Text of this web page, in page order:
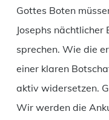
Gottes Boten
Josephs nächtlicher
sprechen. Wie die
einer klaren
aktiv widersetzen.
Wir werden die